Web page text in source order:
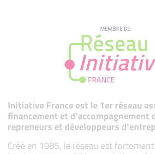
MEMBRE DE
Initiative France est le 1er réseau
financement et d’accompagnement
repreneurs et développeurs
Créé en 1985, le réseau est